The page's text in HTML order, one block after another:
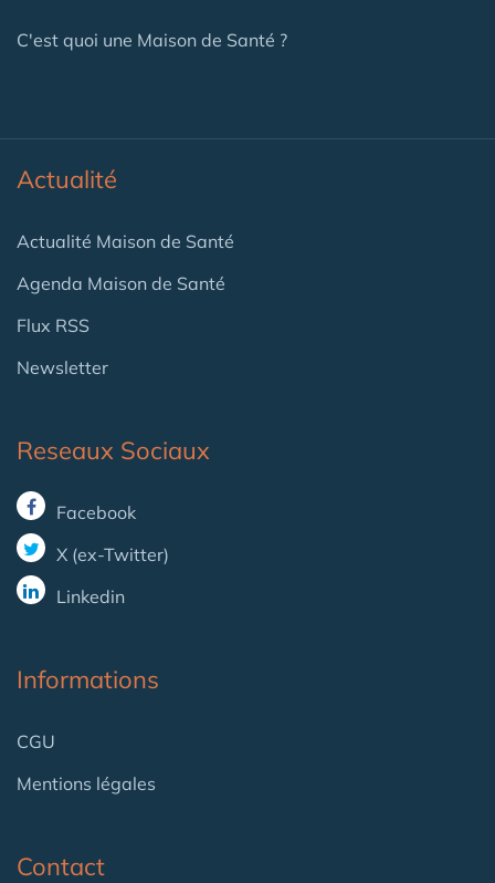
C'est quoi une Maison de Santé ?
Actualité
Actualité Maison de Santé
Agenda Maison de Santé
Flux RSS
Newsletter
Reseaux Sociaux
Facebook
X (ex-Twitter)
Linkedin
Informations
CGU
Mentions légales
Contact